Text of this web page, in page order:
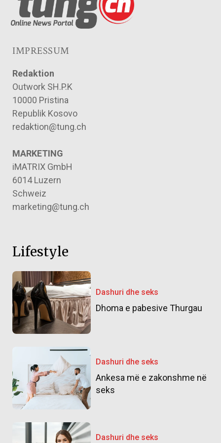
IMPRESSUM
Redaktion
Outwork SH.P.K
10000 Pristina
Republik Kosovo
redaktion@tung.ch
MARKETING
iMATRIX GmbH
6014 Luzern
Schweiz
marketing@tung.ch
Lifestyle
Dashuri dhe seks
Dhoma e pabesive Thurgau
Dashuri dhe seks
Ankesa më e zakonshme në
seks
Dashuri dhe seks